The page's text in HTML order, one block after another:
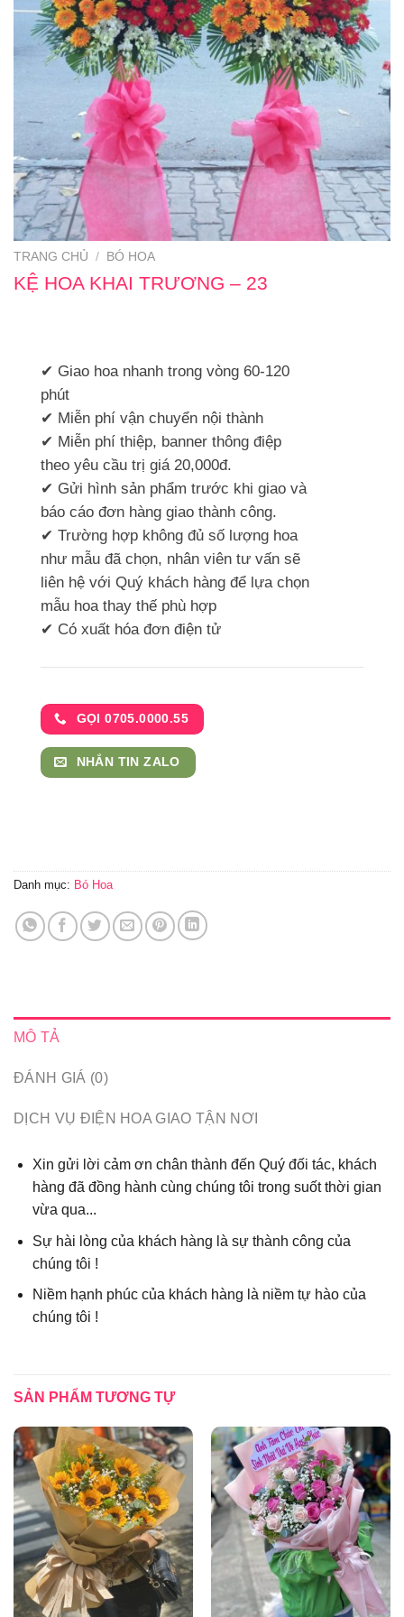
TRANG CHỦ / BÓ HOA
KỆ HOA KHAI TRƯƠNG – 23
✔ Giao hoa nhanh trong vòng 60-120
phút
✔ Miễn phí vận chuyển nội thành
✔ Miễn phí thiệp, banner thông điệp
theo yêu cầu trị giá 20,000đ.
✔ Gửi hình sản phẩm trước khi giao và
báo cáo đơn hàng giao thành công.
✔ Trường hợp không đủ số lượng hoa
như mẫu đã chọn, nhân viên tư vấn sẽ
liên hệ với Quý khách hàng để lựa chọn
mẫu hoa thay thế phù hợp
✔ Có xuất hóa đơn điện tử
GỌI 0705.0000.55
NHẮN TIN ZALO
Danh mục: Bó Hoa
MÔ TẢ
ĐÁNH GIÁ (0)
DỊCH VỤ ĐIỆN HOA GIAO TẬN NƠI
Xin gửi lời cảm ơn chân thành đến Quý đối tác, khách
hàng đã đồng hành cùng chúng tôi trong suốt thời gian
vừa qua...
Sự hài lòng của khách hàng là sự thành công của
chúng tôi !
Niềm hạnh phúc của khách hàng là niềm tự hào của
chúng tôi !
SẢN PHẨM TƯƠNG TỰ